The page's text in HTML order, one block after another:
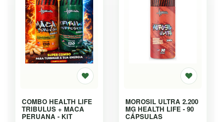
COMBO HEALTH LIFE
TRIBULUS + MACA
PERUANA - KIT
MOROSIL ULTRA 2.200
MG HEALTH LIFE - 90
CÁPSULAS